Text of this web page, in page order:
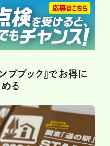
プブック』でお得に
る